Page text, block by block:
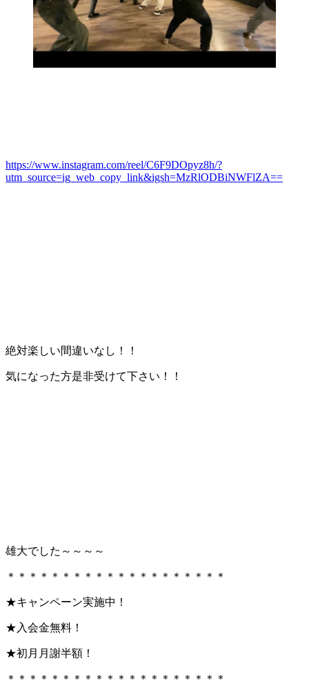
https://www.instagram.com/reel/C6F9DOpyz8h/?
utm_source=ig_web_copy_link&igsh=MzRlODBiNWFlZA==
絶対楽しい間違いなし！！
気になった方是非受けて下さい！！
雄大でした～～～～
＊＊＊＊＊＊＊＊＊＊＊＊＊＊＊＊＊＊＊＊
★キャンペーン実施中！
★入会金無料！
★初月月謝半額！
＊＊＊＊＊＊＊＊＊＊＊＊＊＊＊＊＊＊＊＊